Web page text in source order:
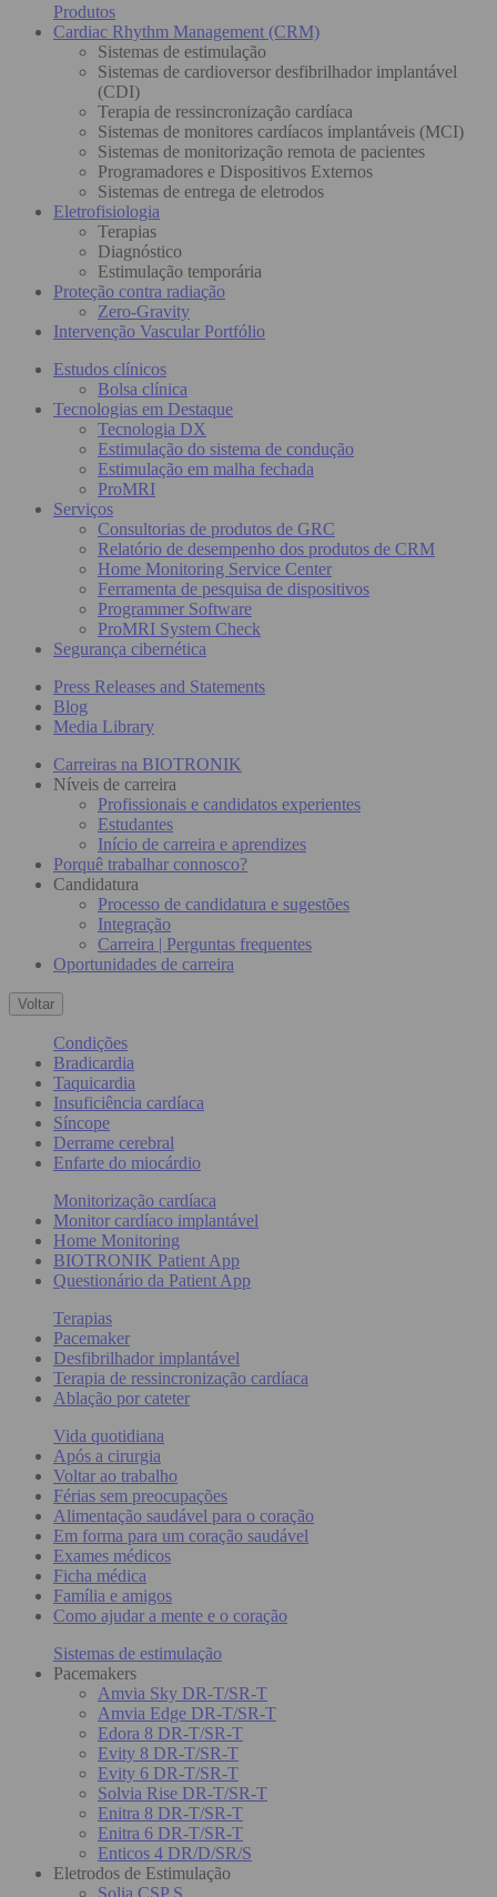
Produtos
Cardiac Rhythm Management (CRM)
Sistemas de estimulação
Sistemas de cardioversor desfibrilhador implantável
(CDI)
Terapia de ressincronização cardíaca
Sistemas de monitores cardíacos implantáveis (MCI)
Sistemas de monitorização remota de pacientes
Programadores e Dispositivos Externos
Sistemas de entrega de eletrodos
Eletrofisiologia
Terapias
Diagnóstico
Estimulação temporária
Proteção contra radiação
Zero-Gravity
Intervenção Vascular Portfólio
Estudos clínicos
Bolsa clínica
Tecnologias em Destaque
Tecnologia DX
Estimulação do sistema de condução
Estimulação em malha fechada
ProMRI
Serviços
Consultorias de produtos de GRC
Relatório de desempenho dos produtos de CRM
Home Monitoring Service Center
Ferramenta de pesquisa de dispositivos
Programmer Software
ProMRI System Check
Segurança cibernética
Press Releases and Statements
Blog
Media Library
Carreiras na BIOTRONIK
Níveis de carreira
Profissionais e candidatos experientes
Estudantes
Início de carreira e aprendizes
Porquê trabalhar connosco?
Candidatura
Processo de candidatura e sugestões
Integração
Carreira | Perguntas frequentes
Oportunidades de carreira
Voltar
Condições
Bradicardia
Taquicardia
Insuficiência cardíaca
Síncope
Derrame cerebral
Enfarte do miocárdio
Monitorização cardíaca
Monitor cardíaco implantável
Home Monitoring
BIOTRONIK Patient App
Questionário da Patient App
Terapias
Pacemaker
Desfibrilhador implantável
Terapia de ressincronização cardíaca
Ablação por cateter
Vida quotidiana
Após a cirurgia
Voltar ao trabalho
Férias sem preocupações
Alimentação saudável para o coração
Em forma para um coração saudável
Exames médicos
Ficha médica
Família e amigos
Como ajudar a mente e o coração
Sistemas de estimulação
Pacemakers
Amvia Sky DR-T/SR-T
Amvia Edge DR-T/SR-T
Edora 8 DR-T/SR-T
Evity 8 DR-T/SR-T
Evity 6 DR-T/SR-T
Solvia Rise DR-T/SR-T
Enitra 8 DR-T/SR-T
Enitra 6 DR-T/SR-T
Enticos 4 DR/D/SR/S
Eletrodos de Estimulação
Solia CSP S